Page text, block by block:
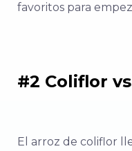
favoritos para
#2 Coliflor
El arroz de coliflor